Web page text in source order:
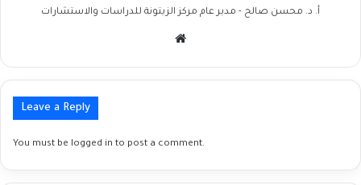
أ. د. محسن صالح - مدير عام مركز الزيتونة للدراسات والاستشارات
Leave a Reply
You must be logged in to post a comment.